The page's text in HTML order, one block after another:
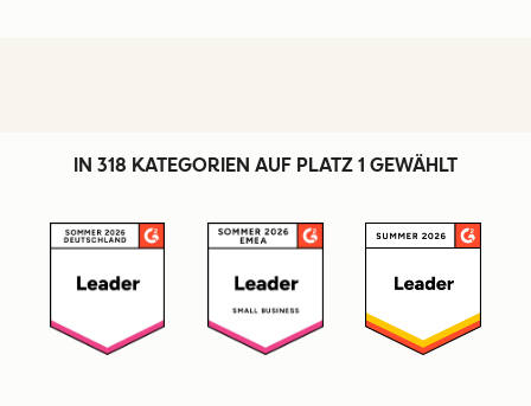
IN 318 KATEGORIEN AUF PLATZ 1 GEWÄHLT